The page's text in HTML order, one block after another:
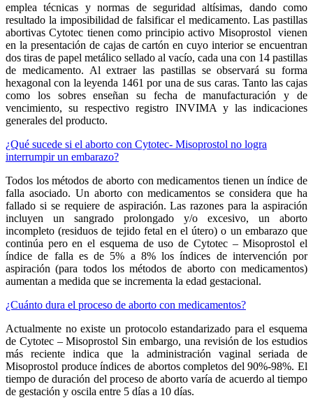
emplea técnicas y normas de seguridad altísimas, dando como
resultado la imposibilidad de falsificar el medicamento. Las pastillas
abortivas Cytotec tienen como principio activo Misoprostol vienen
en la presentación de cajas de cartón en cuyo interior se encuentran
dos tiras de papel metálico sellado al vacío, cada una con 14 pastillas
de medicamento. Al extraer las pastillas se observará su forma
hexagonal con la leyenda 1461 por una de sus caras. Tanto las cajas
como los sobres enseñan su fecha de manufacturación y de
vencimiento, su respectivo registro INVIMA y las indicaciones
generales del producto.
¿Qué sucede si el aborto con Cytotec- Misoprostol no logra
interrumpir un embarazo?
Todos los métodos de aborto con medicamentos tienen un índice de
falla asociado. Un aborto con medicamentos se considera que ha
fallado si se requiere de aspiración. Las razones para la aspiración
incluyen un sangrado prolongado y/o excesivo, un aborto
incompleto (residuos de tejido fetal en el útero) o un embarazo que
continúa pero en el esquema de uso de Cytotec – Misoprostol el
índice de falla es de 5% a 8% los índices de intervención por
aspiración (para todos los métodos de aborto con medicamentos)
aumentan a medida que se incrementa la edad gestacional.
¿Cuánto dura el proceso de aborto con medicamentos?
Actualmente no existe un protocolo estandarizado para el esquema
de Cytotec – Misoprostol Sin embargo, una revisión de los estudios
más reciente indica que la administración vaginal seriada de
Misoprostol produce índices de abortos completos del 90%-98%. El
tiempo de duración del proceso de aborto varía de acuerdo al tiempo
de gestación y oscila entre 5 días a 10 días.